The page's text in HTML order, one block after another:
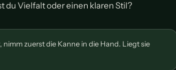
du Vielfalt oder einen klaren Stil?
zuerst die Kanne in die Hand. Liegt sie